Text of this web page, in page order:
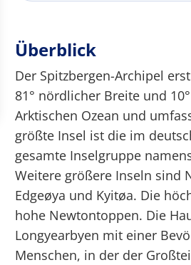
Überblick
Der Spitzbergen-Archipel
81° nördlicher Breite und
Arktischen Ozean und
größte Insel ist die im
gesamte Inselgruppe
Weitere größere Inseln sind
Edgeøya und Kyitøa. Die
hohe Newtontoppen. Die
Longyearbyen mit einer
Menschen, in der der